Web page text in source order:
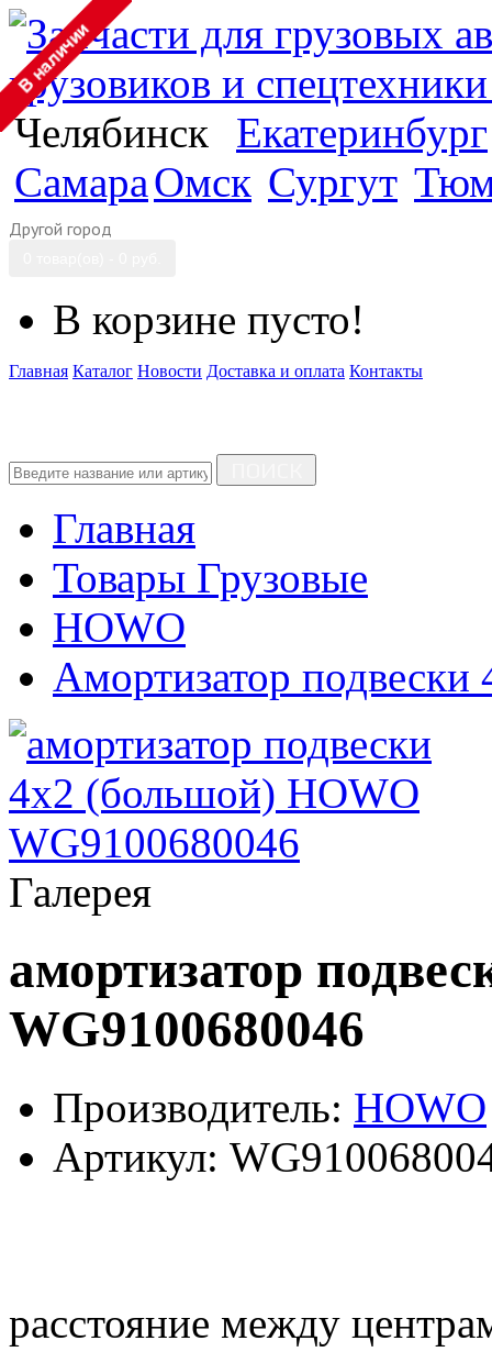
Челябинск
Екатеринбург
СамараОмск Сургут
Другой город
В корзине пусто!
Главная Каталог Новости Доставка и оплата Контакты
Главная
Товары Грузовые
HOWO
Амортизатор
Галерея
амортизатор
WG9100680046
Производитель: HOWO
Артикул:
расстояние между